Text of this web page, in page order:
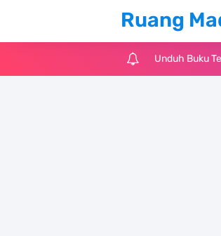
Ruang
Unduh Buku